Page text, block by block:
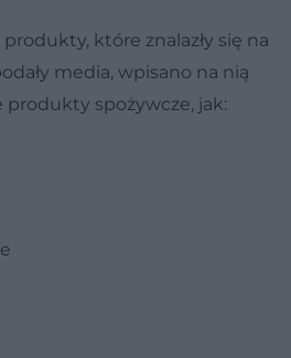
które znalazły się na
media, wpisano na nią
spożywcze, jak: